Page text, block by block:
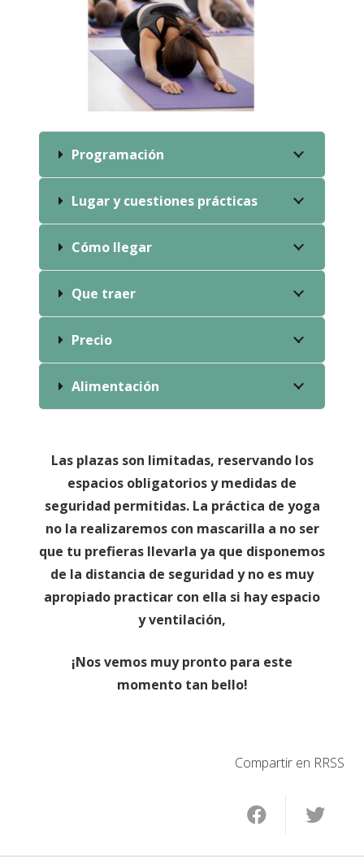
Programación
Lugar y cuestiones prácticas
Cómo llegar
Que traer
Precio
Alimentación
Las plazas son limitadas, reservando los
espacios obligatorios y medidas de
seguridad permitidas. La práctica de yoga
no la realizaremos con mascarilla a no ser
que tu prefieras llevarla ya que disponemos
de la distancia de seguridad y no es muy
apropiado practicar con ella si hay espacio
y ventilación,
¡Nos vemos muy pronto para este
momento tan bello!
Compartir en RRSS